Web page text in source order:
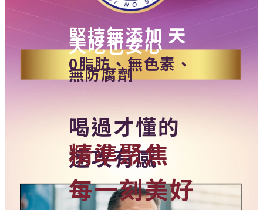
堅持無添加 天
天吃也安心
0脂肪、無色素、
無防腐劑
喝過才懂的
速攻有感
精準聚焦
每一刻美好